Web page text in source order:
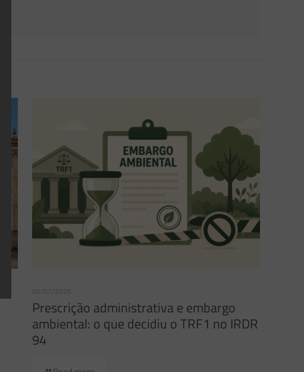
06/07/2026
Prescrição administrativa e embargo
ambiental: o que decidiu o TRF1 no IRDR
94